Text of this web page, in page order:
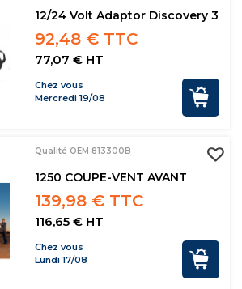
12/24 Volt Adaptor Discovery 3
92,48 € TTC
77,07 € HT
Chez vous
Mercredi 19/08
Qualité OEM 813300B
1250 COUPE-VENT AVANT
139,98 € TTC
116,65 € HT
Chez vous
Lundi 17/08